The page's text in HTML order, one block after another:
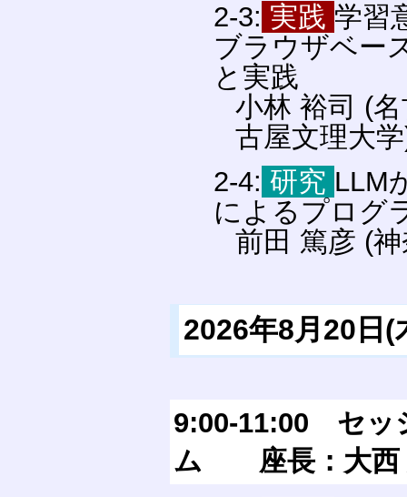
2-3: 実践 学習
ブラウザベー
と実践
小林 裕司 (
古屋文理大
2-4: 研究 LLM
によるプログ
前田 篤彦 (
2026年8月20
9:00-11:00 セッ
ム 座長：大西